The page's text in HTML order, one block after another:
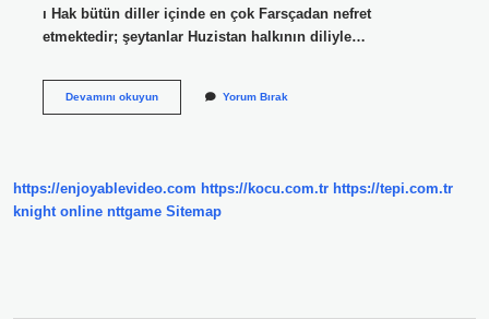
ı Hak bütün diller içinde en çok Farsçadan nefret
etmektedir; şeytanlar Huzistan halkının diliyle…
Devamını okuyunAhirette
Yorum Bırak
https://enjoyablevideo.com https://kocu.com.tr https://tepi.com.tr
knight online nttgame Sitemap